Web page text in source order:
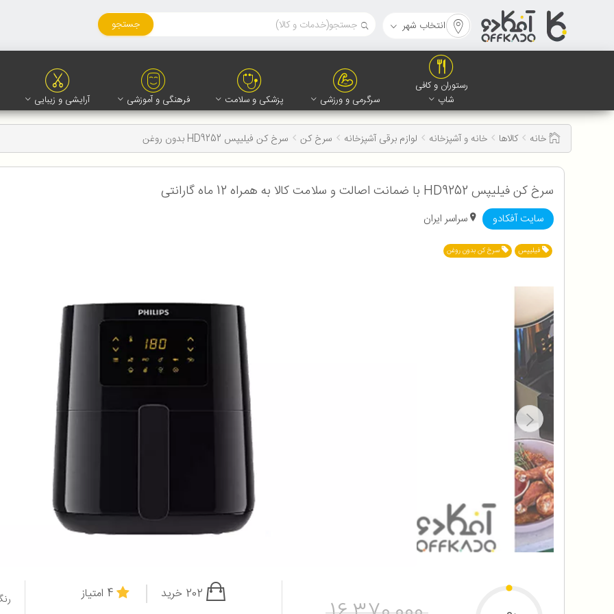
انتخاب شهر جستجو
رستوران و کافی
شاپ
سرگرمی و ورزشی پزشکی و سلامت فرهنگی و آموزشی آرایشی و زیبایی
خانه کالاها خانه و آشپزخانه لوازم برقی آشپزخانه سرخ کن سرخ کن فیلیپس HD9252 بدون روغن
سرخ کن فیلیپس HD9252 با ضمانت اصالت و سلامت کالا به همراه 12 ماه گارانتی
سایت آفکادو سراسر ایران
فیلیپس سرخ کن بدون روغن
4 امتیاز